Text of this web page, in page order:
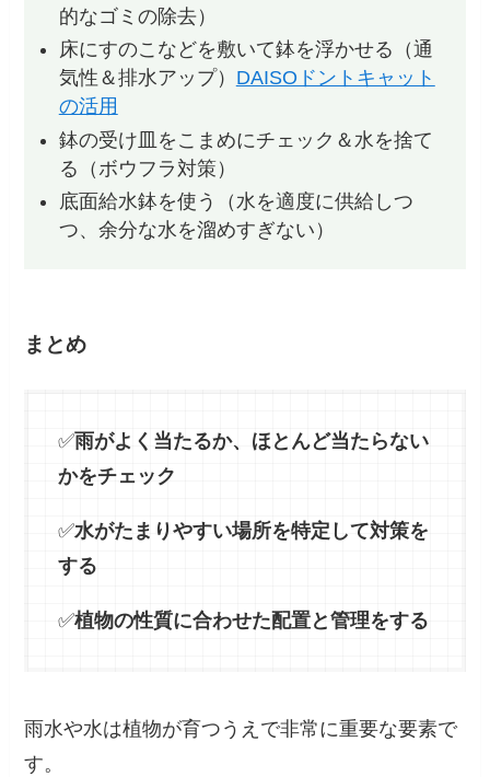
的なゴミの除去）
床にすのこなどを敷いて鉢を浮かせる（通
気性＆排水アップ） DAISOドントキャット
の活用
鉢の受け皿をこまめにチェック＆水を捨て
る（ボウフラ対策）
底面給水鉢を使う（水を適度に供給しつ
つ、余分な水を溜めすぎない）
まとめ
✅雨がよく当たるか、ほとんど当たらない
かをチェック
✅水がたまりやすい場所を特定して対策を
する
✅植物の性質に合わせた配置と管理をする
雨水や水は植物が育つうえで非常に重要な要素で
す。